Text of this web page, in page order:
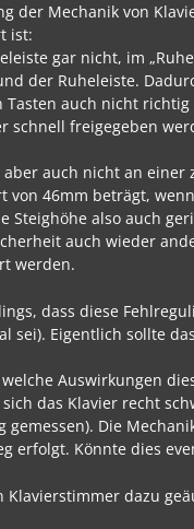
der Mechanik von
ist:
gar nicht, im
der Ruheleiste.
Tasten auch nicht
schnell freigegeben
auch nicht an
von 46mm beträgt,
Steighöhe also auch
auch wieder
werden.
dass diese
sei). Eigentlich sollte
Auswirkungen
das Klavier recht
gemessen). Die
erfolgt. Könnte dies
Klavierstimmer dazu